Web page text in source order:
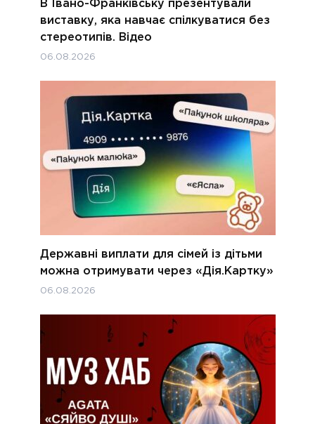
В Івано-Франківську презентували
виставку, яка навчає спілкуватися без
стереотипів. Відео
06.08.2026
Державні виплати для сімей із дітьми
можна отримувати через «Дія.Картку»
06.08.2026